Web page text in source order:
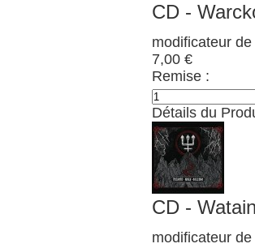
CD -
modificateur
7,00 €
Remise :
Détails du
CD -
modificateur